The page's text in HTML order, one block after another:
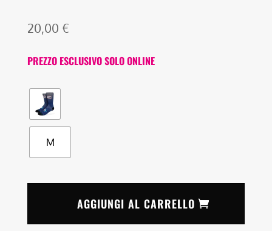
20,00 €
PREZZO ESCLUSIVO SOLO ONLINE
M
AGGIUNGI AL CARRELLO